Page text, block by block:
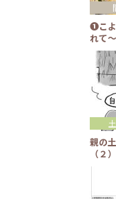
❶こよ
れて
親の
（２